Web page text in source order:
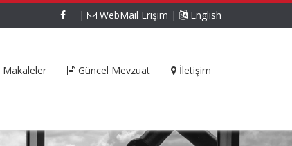
| WebMail Erişim | English
Makaleler Güncel Mevzuat İletişim